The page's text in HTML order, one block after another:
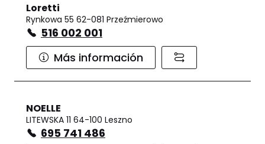
Loretti
Rynkowa 55 62-081 Przeźmierowo
516 002 001
Más información
NOELLE
LITEWSKA 11 64-100 Leszno
695 741 486